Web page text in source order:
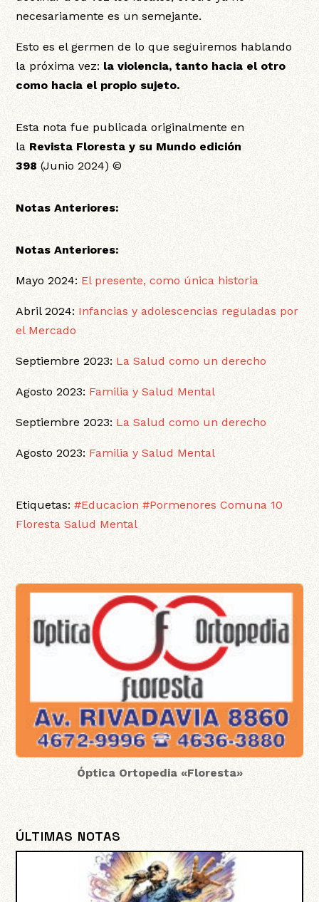
necesariamente es un semejante.
Esto es el germen de lo que seguiremos hablando
la próxima vez: la violencia, tanto hacia el otro
como hacia el propio sujeto.
Esta nota fue publicada originalmente en
la Revista Floresta y su Mundo edición
398 (Junio 2024) ©
Notas Anteriores:
Notas Anteriores:
Mayo 2024: El presente, como única historia
Abril 2024: Infancias y adolescencias reguladas por
el Mercado
Septiembre 2023: La Salud como un derecho
Agosto 2023: Familia y Salud Mental
Septiembre 2023: La Salud como un derecho
Agosto 2023: Familia y Salud Mental
Etiquetas:#Educacion #Pormenores Comuna 10
Floresta Salud Mental
Óptica Ortopedia «Floresta»
ÚLTIMAS NOTAS